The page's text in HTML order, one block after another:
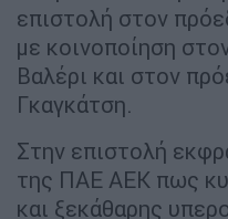
επιστολή στον
με κοινοποίηση
Βαλέρι και στον
Γκαγκάτση.
Στην επιστολή
της ΠΑΕ ΑΕΚ πως
και ξεκάθαρης